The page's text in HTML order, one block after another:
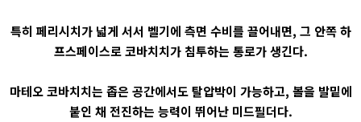
특히 페리시치가 넓게 서서 벨기에 측면 수비를 끌어내면, 그 안쪽 하
프스페이스로 코바치치가 침투하는 통로가 생긴다.
마테오 코바치치는 좁은 공간에서도 탈압박이 가능하고, 볼을 발밑에
붙인 채 전진하는 능력이 뛰어난 미드필더다.